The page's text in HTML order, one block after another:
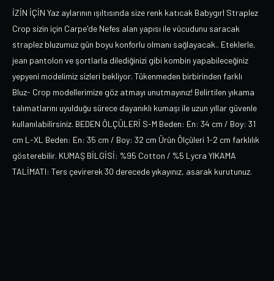
İZİN İÇİN Yaz aylarının ışıltısında size renk katıcak Babygırl Straplez
Crop sizin için Carpe'de Nefes alan yapısı ile vücudunu saracak
straplez bluzumuz gün boyu konforlu olmanı sağlayacak.. Eteklerle,
jean pantolon ve şortlarla dilediğinizi gibi kombin yapabileceğiniz
yepyeni modelimiz sizleri bekliyor. Tükenmeden birbirinden farklı
Bluz- Crop modellerimize göz atmayı unutmayınız! Belirtilen yıkama
talımatlarını uyulduğu sürece dayanıklı kumaşı ile uzun yıllar güvenle
kullanılabilirsiniz. BEDEN ÖLÇÜLERİ S-M Beden: En: 34 cm / Boy: 31
cm L-XL Beden: En: 35 cm / Boy: 32 cm Ürün Ölçüleri 1-2 cm farklılık
gösterebilir. KUMAŞ BİLGİSİ: %95 Cotton / %5 Lycra YIKAMA
TALİMATI: Ters çevirerek 30 derecede yıkayınız, asarak kurutunuz.